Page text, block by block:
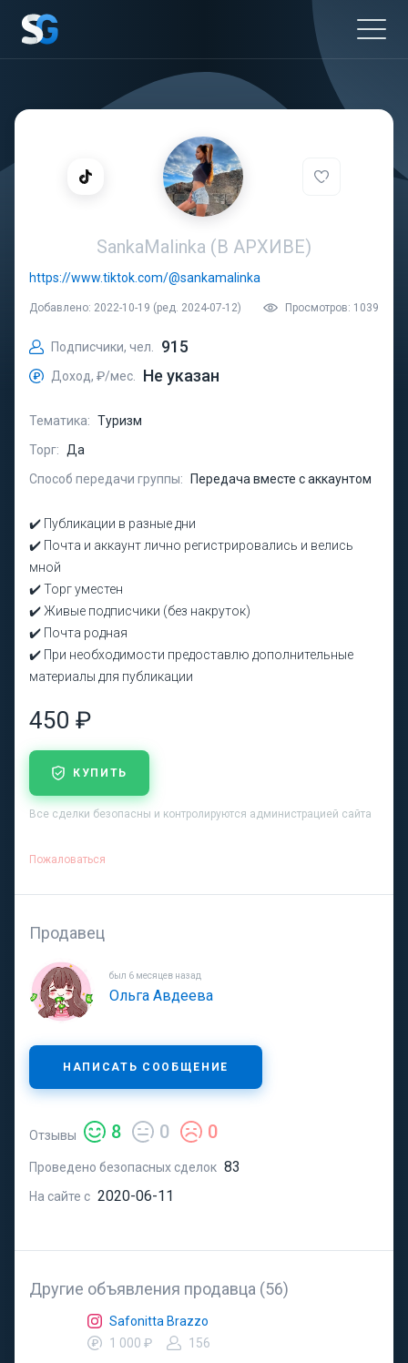
SankaMalinka (В АРХИВЕ)
https://www.tiktok.com/@sankamalinka
Добавлено: 2022-10-19 (ред. 2024-07-12) Просмотров: 1039
Подписчики, чел. 915
Доход, ₽/мес. Не указан
Тематика: Туризм
Торг:
Да
Способ передачи группы:
Передача вместе с аккаунтом
✔️ Публикации в разные дни
✔️ Почта и аккаунт лично регистрировались и велись
мной
✔️ Торг уместен
✔️ Живые подписчики (без накруток)
✔️ Почта родная
✔️ При необходимости предоставлю дополнительные
материалы для публикации
450 ₽
КУПИТЬ
Все сделки безопасны и контролируются администрацией сайта
Пожаловаться
Продавец
был 6 месяцев назад
Ольга Авдеева
НАПИСАТЬ СООБЩЕНИЕ
Отзывы 8 0 0
Проведено безопасных сделок 83
На сайте с 2020-06-11
Другие объявления продавца (56)
Safonitta Brazzo
1 000 ₽
156